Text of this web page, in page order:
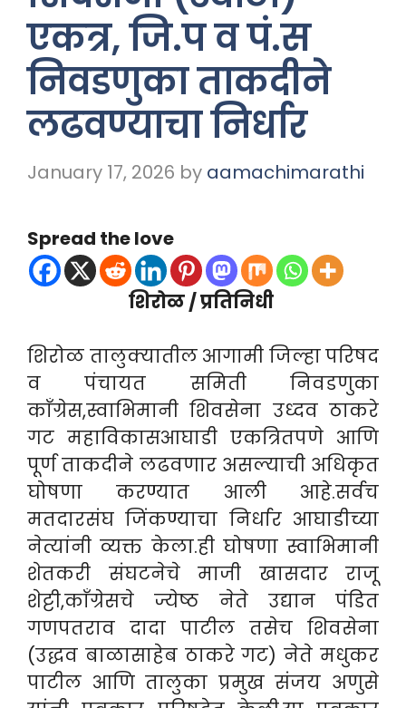
एकत्र, जि.प व पं.स
निवडणुका ताकदीने
लढवण्याचा निर्धार
January 17, 2026 by aamachimarathi
Spread the love
शिरोळ / प्रतिनिधी
शिरोळ तालुक्यातील आगामी जिल्हा परिषद
व पंचायत समिती निवडणुका
काँग्रेस,स्वाभिमानी शिवसेना उध्दव ठाकरे
गट महाविकासआघाडी एकत्रितपणे आणि
पूर्ण ताकदीने लढवणार असल्याची अधिकृत
घोषणा करण्यात आली आहे.सर्वच
मतदारसंघ जिंकण्याचा निर्धार आघाडीच्या
नेत्यांनी व्यक्त केला.ही घोषणा स्वाभिमानी
शेतकरी संघटनेचे माजी खासदार राजू
शेट्टी,काँग्रेसचे ज्येष्ठ नेते उद्यान पंडित
गणपतराव दादा पाटील तसेच शिवसेना
(उद्धव बाळासाहेब ठाकरे गट) नेते मधुकर
पाटील आणि तालुका प्रमुख संजय अणुसे